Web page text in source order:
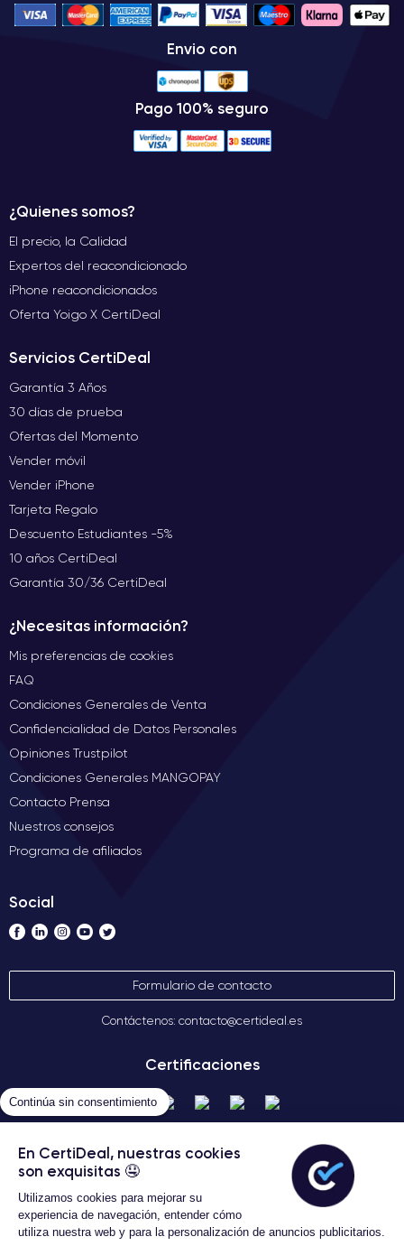
Continúa sin consentimiento
En CertiDeal, nuestras cookies
son exquisitas 🤤
Utilizamos cookies para mejorar su
experiencia de navegación, entender cómo
utiliza nuestra web y para la personalización de anuncios publicitarios.
Envio con
Pago 100% seguro
¿Quienes somos?
El precio, la Calidad
Expertos del reacondicionado
iPhone reacondicionados
Oferta Yoigo X CertiDeal
Servicios CertiDeal
Garantía 3 Años
30 días de prueba
Ofertas del Momento
Vender móvil
Vender iPhone
Tarjeta Regalo
Descuento Estudiantes -5%
10 años CertiDeal
Garantía 30/36 CertiDeal
¿Necesitas información?
Mis preferencias de cookies
FAQ
Condiciones Generales de Venta
Confidencialidad de Datos Personales
Opiniones Trustpilot
Condiciones Generales MANGOPAY
Contacto Prensa
Nuestros consejos
Programa de afiliados
Social
Formulario de contacto
Contáctenos: contacto@certideal.es
Certificaciones
Términos Generales de Venta